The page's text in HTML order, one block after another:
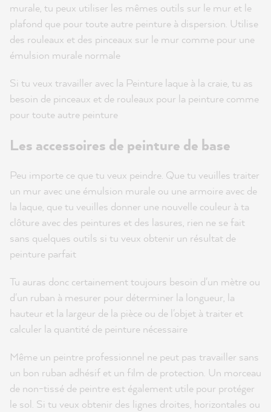
murale, tu peux utiliser les mêmes outils sur le mur et le
plafond que pour toute autre peinture à dispersion. Utilise
des rouleaux et des pinceaux sur le mur comme pour une
émulsion murale normale
Si tu veux travailler avec la Peinture laque à la craie, tu as
besoin de pinceaux et de rouleaux pour la peinture comme
pour toute autre peinture
Les accessoires de peinture de base
Peu importe ce que tu veux peindre. Que tu veuilles traiter
un mur avec une émulsion murale ou une armoire avec de
la laque, que tu veuilles donner une nouvelle couleur à ta
clôture avec des peintures et des lasures, rien ne se fait
sans quelques outils si tu veux obtenir un résultat de
peinture parfait
Tu auras donc certainement toujours besoin d'un mètre ou
d'un ruban à mesurer pour déterminer la longueur, la
hauteur et la largeur de la pièce ou de l'objet à traiter et
calculer la quantité de peinture nécessaire
Même un peintre professionnel ne peut pas travailler sans
un bon ruban adhésif et un film de protection. Un morceau
de non-tissé de peintre est également utile pour protéger
le sol. Si tu veux obtenir des lignes droites, horizontales ou